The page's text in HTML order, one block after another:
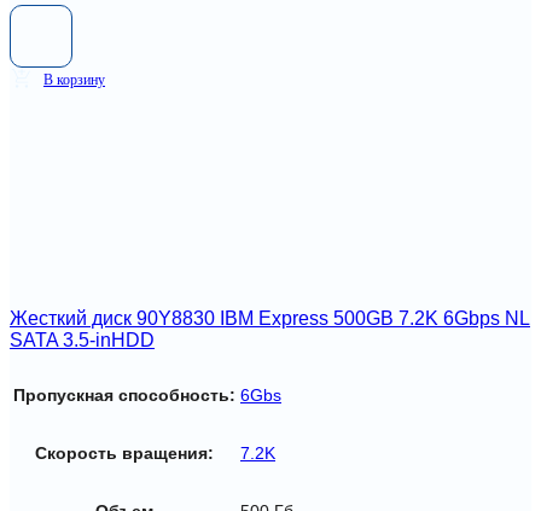
В корзину
Жесткий диск 90Y8830 IBM Express 500GB 7.2K 6Gbps NL
SATA 3.5-inHDD
Пропускная способность: 6Gbs
Скорость вращения: 7.2K